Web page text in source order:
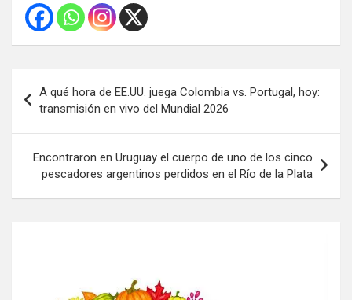
de
entradas
A qué hora de EE.UU. juega Colombia vs. Portugal, hoy:
transmisión en vivo del Mundial 2026
Encontraron en Uruguay el cuerpo de uno de los cinco
pescadores argentinos perdidos en el Río de la Plata